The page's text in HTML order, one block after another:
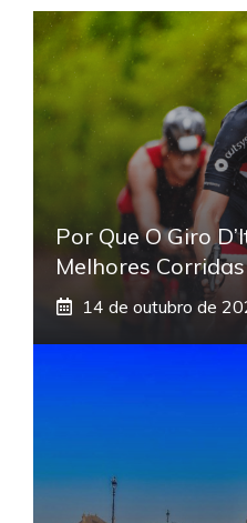
Por Que O Giro
Melhores
14 de outubro de